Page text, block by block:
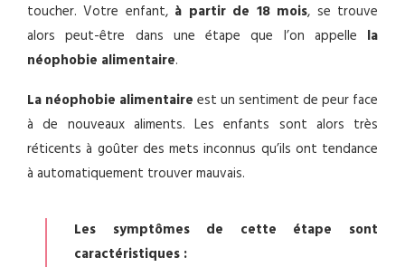
toucher. Votre enfant, à partir de 18 mois, se trouve
alors peut-être dans une étape que l’on appelle la
néophobie alimentaire.
La néophobie alimentaire est un sentiment de peur face
à de nouveaux aliments. Les enfants sont alors très
réticents à goûter des mets inconnus qu’ils ont tendance
à automatiquement trouver mauvais.
Les symptômes de cette étape sont
caractéristiques :